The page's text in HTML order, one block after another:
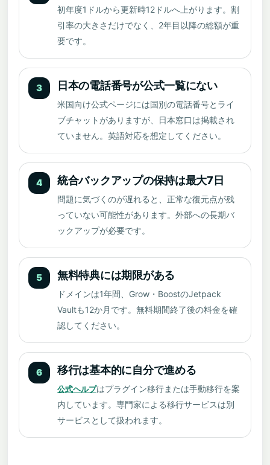
初年度1ドルから更新時12ドルへ上がります。割
引率の大きさだけでなく、2年目以降の総額が重
要です。
3 日本の電話番号が公式一覧にない
米国向け公式ページには国別の電話番号とライ
ブチャットがありますが、日本窓口は掲載され
ていません。英語対応を想定してください。
4 統合バックアップの保持は最大7日
問題に気づくのが遅れると、正常な復元点が残
っていない可能性があります。外部への長期バ
ックアップが必要です。
5 無料特典には期限がある
ドメインは1年間、Grow・BoostのJetpack
Vaultも12か月です。無料期間終了後の料金を確
認してください。
6 移行は基本的に自分で進める
公式ヘルプはプラグイン移行または手動移行を案
内しています。専門家による移行サービスは別
サービスとして扱われます。